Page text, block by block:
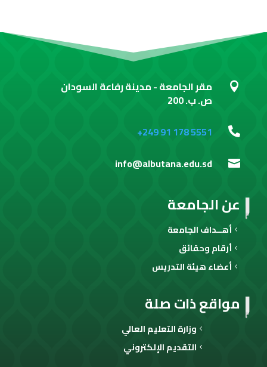
مواقع ذات صلة
وزارة التعليم العالي
التقديم الإلكتروني
عن الجامعة
أهــداف الجامعة
أرقام وحقائق
أعضاء هيئة التدريس
 مقر الجامعة - مدينة رفاعة السودان
ص. ب. 200

+249 91 178 5551

info@albutana.edu.sd